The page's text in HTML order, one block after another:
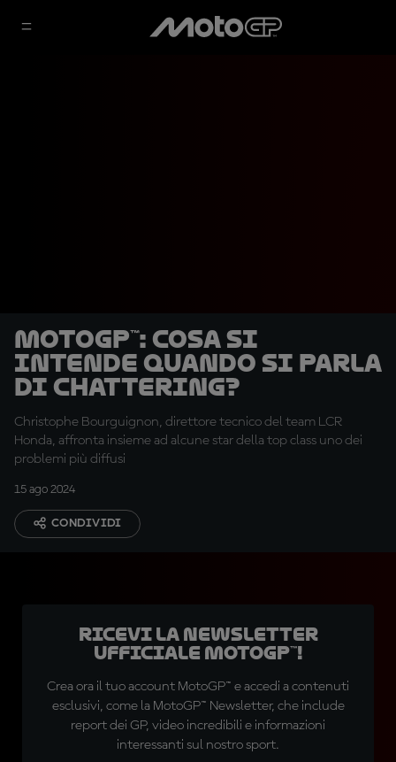
MotoGP™: cosa si
intende quando si parla
di chattering?
Christophe Bourguignon, direttore tecnico del team LCR
Honda, affronta insieme ad alcune star della top class uno dei
problemi più diffusi
15 ago 2024
CONDIVIDI
Ricevi la newsletter
ufficiale MotoGP™!
Crea ora il tuo account MotoGP™ e accedi a contenuti
esclusivi, come la MotoGP™ Newsletter, che include
report dei GP, video incredibili e informazioni
interessanti sul nostro sport.